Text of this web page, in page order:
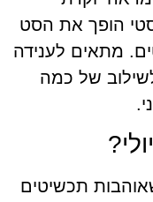
את הסט
לענידה
של כמה
תכשיטים